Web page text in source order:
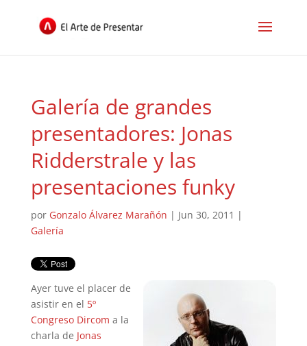
Galería de grandes
presentadores: Jonas
Ridderstrale y las
presentaciones funky
por Gonzalo Álvarez Marañón | Jun 30, 2011 |
Galería
Ayer tuve el placer de
asistir en el 5º
Congreso Dircom a la
charla de Jonas